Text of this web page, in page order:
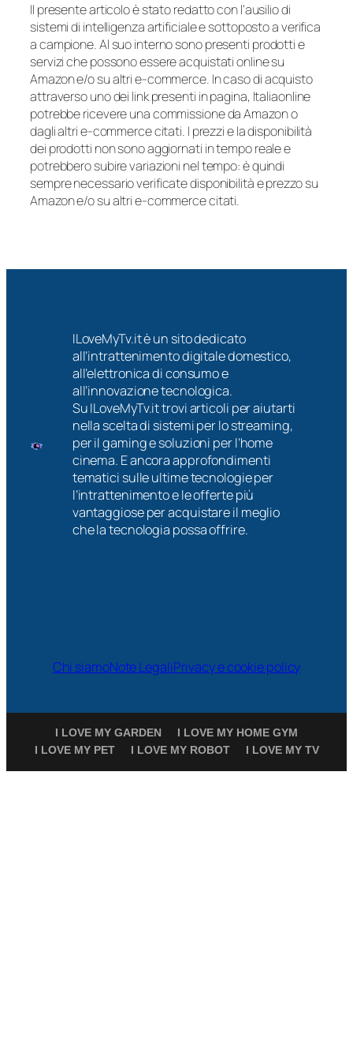
Il presente articolo è stato redatto con l’ausilio di
sistemi di intelligenza artificiale e sottoposto a verifica
a campione. Al suo interno sono presenti prodotti e
servizi che possono essere acquistati online su
Amazon e/o su altri e-commerce. In caso di acquisto
attraverso uno dei link presenti in pagina, Italiaonline
potrebbe ricevere una commissione da Amazon o
dagli altri e-commerce citati. I prezzi e la disponibilità
dei prodotti non sono aggiornati in tempo reale e
potrebbero subire variazioni nel tempo: è quindi
sempre necessario verificate disponibilità e prezzo su
Amazon e/o su altri e-commerce citati.
ILoveMyTv.it è un sito dedicato
all’intrattenimento digitale domestico,
all’elettronica di consumo e
all’innovazione tecnologica.
Su ILoveMyTv.it trovi articoli per aiutarti
nella scelta di sistemi per lo streaming,
per il gaming e soluzioni per l’home
cinema. E ancora approfondimenti
tematici sulle ultime tecnologie per
l’intrattenimento e le offerte più
vantaggiose per acquistare il meglio
che la tecnologia possa offrire.
Chi siamoNote LegaliPrivacy e cookie policy
I LOVE MY GARDEN
I LOVE MY HOME GYM
I LOVE MY PET
I LOVE MY ROBOT I LOVE MY TV